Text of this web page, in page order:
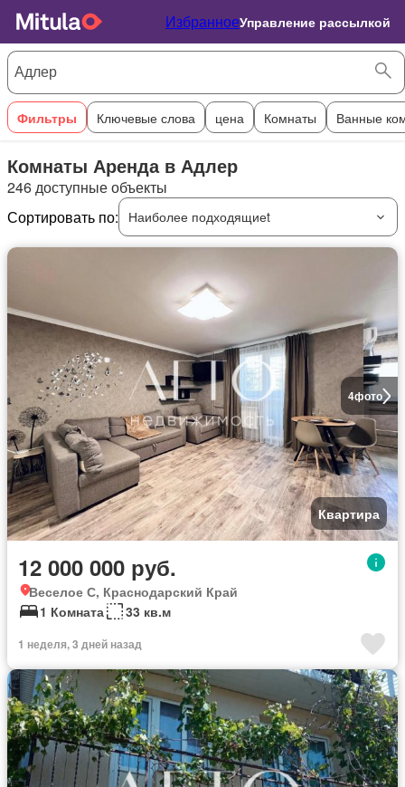
ИзбранноеУправление рассылкой
Фильтры Ключевые слова цена Комнаты Ванные
Комнаты Аренда в Адлер
246 доступные объекты
Сортировать по:
Наиболее подходящиеt
4фото
Квартира
12 000 000 руб.
Веселое С, Краснодарский Край
1 Комната
33 кв.м
1 неделя, 3 дней назад